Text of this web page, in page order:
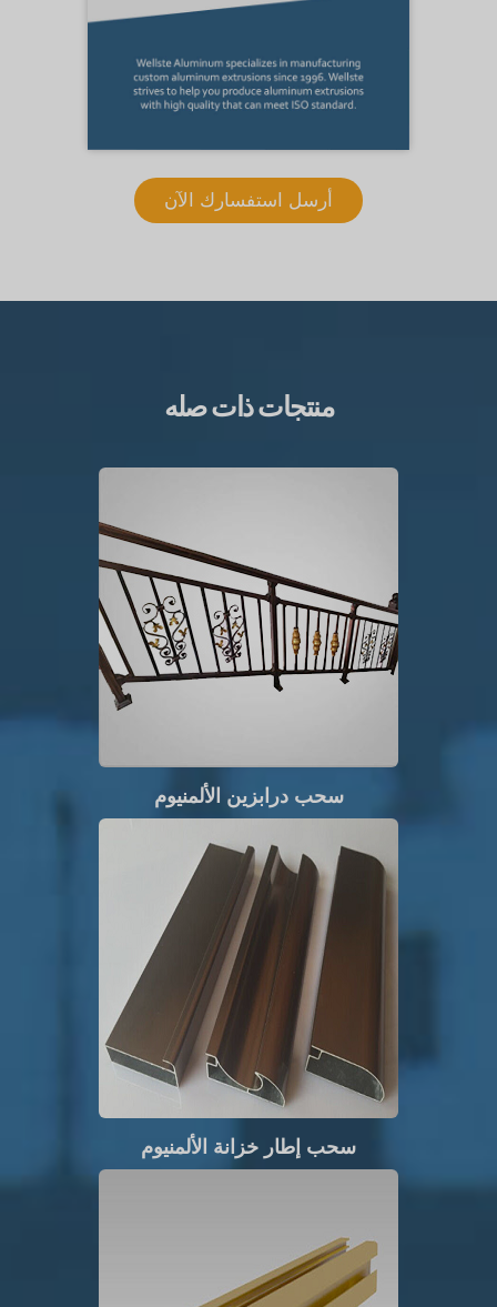
أرسل استفسارك الآن
منتجات ذات صله
سحب درابزين الألمنيوم
سحب إطار خزانة الألمنيوم